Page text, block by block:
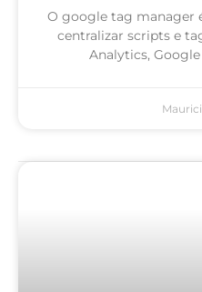
O google tag manager
centralizar scripts e
Analytics,